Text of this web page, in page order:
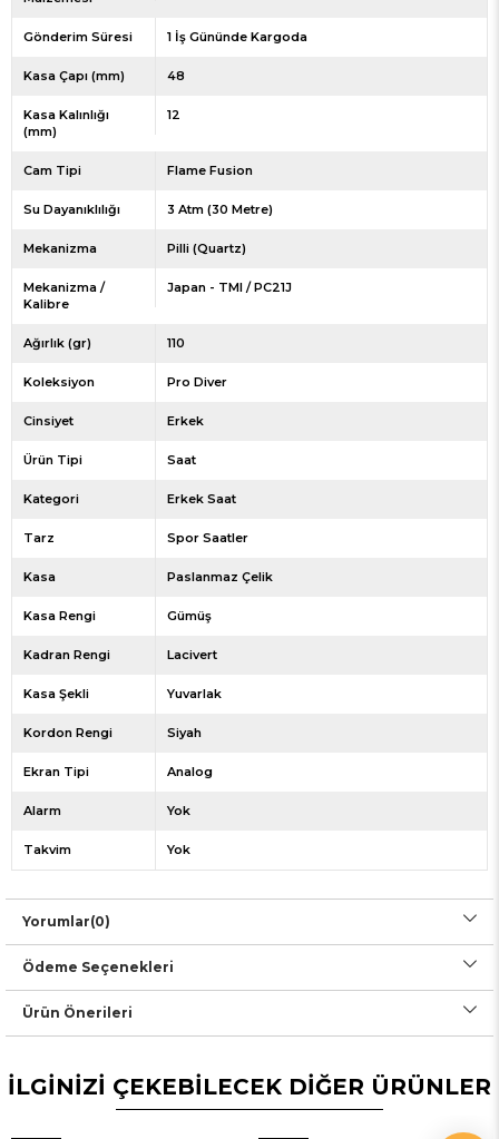
Gönderim Süresi 1 İş Gününde Kargoda
Kasa Çapı (mm) 48
Kasa Kalınlığı
(mm)
12
Cam Tipi Flame Fusion
Su Dayanıklılığı 3 Atm (30 Metre)
Mekanizma Pilli (Quartz)
Mekanizma /
Kalibre
Japan - TMI / PC21J
Ağırlık (gr) 110
Koleksiyon Pro Diver
Cinsiyet Erkek
Ürün Tipi Saat
Kategori Erkek Saat
Tarz Spor Saatler
Kasa Paslanmaz Çelik
Kasa Rengi Gümüş
Kadran Rengi Lacivert
Kasa Şekli Yuvarlak
Kordon Rengi Siyah
Ekran Tipi Analog
Alarm Yok
Takvim Yok
Yorumlar(0)
Ödeme Seçenekleri
Ürün Önerileri
İLGİNİZİ ÇEKEBİLECEK DİĞER ÜRÜNLER